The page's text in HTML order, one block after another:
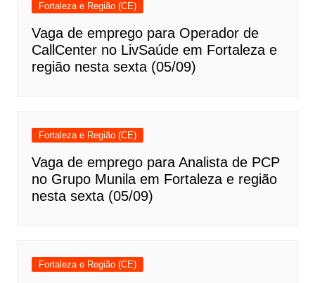
Fortaleza e Região (CE)
Vaga de emprego para Operador de
CallCenter no LivSaúde em Fortaleza e
região nesta sexta (05/09)
Fortaleza e Região (CE)
Vaga de emprego para Analista de PCP
no Grupo Munila em Fortaleza e região
nesta sexta (05/09)
Fortaleza e Região (CE)